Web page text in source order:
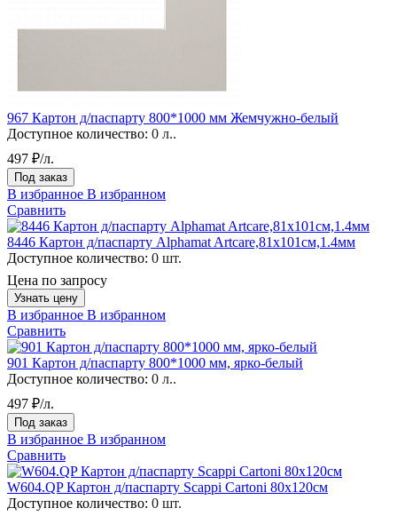
967 Картон д/паспарту 800*1000 мм Жемчужно-белый
Доступное количество: 0 л..
497 ₽/л.
Под заказ
В избранное В избранном
Сравнить
8446 Картон д/паспарту Alphamat Artcare,81х101см,1.4мм
Доступное количество: 0 шт.
Цена по запросу
Узнать цену
В избранное В избранном
Сравнить
901 Картон д/паспарту 800*1000 мм, ярко-белый
Доступное количество: 0 л..
497 ₽/л.
Под заказ
В избранное В избранном
Сравнить
W604.QP Картон д/паспарту Scappi Cartoni 80х120см
Доступное количество: 0 шт.